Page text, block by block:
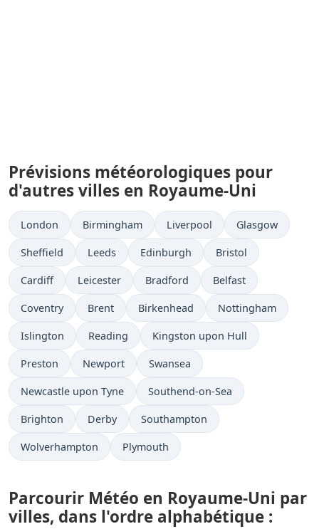
Prévisions météorologiques pour
d'autres villes en Royaume-Uni
London Birmingham Liverpool Glasgow
Sheffield Leeds Edinburgh Bristol
Cardiff Leicester Bradford Belfast
Coventry Brent Birkenhead Nottingham
Islington Reading Kingston upon Hull
Preston Newport Swansea
Newcastle upon Tyne Southend-on-Sea
Brighton Derby Southampton
Wolverhampton Plymouth
Parcourir Météo en Royaume-Uni par
villes, dans l'ordre alphabétique :